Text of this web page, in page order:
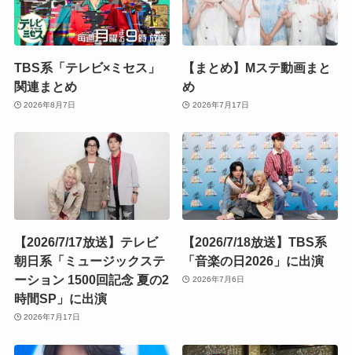
TBS系「テレビ×ミセス」
関連まとめ
2026年8月7日
【まとめ】Mステ動画まと
め
2026年7月17日
【2026/7/17放送】テレビ
朝日系「ミュージックステ
ーション 1500回記念 夏の2
時間SP」に出演
2026年7月17日
【2026/7/18放送】TBS系
「音楽の日2026」に出演
2026年7月6日